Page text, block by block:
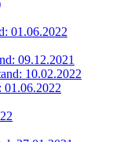
01.06.2022
09.12.2021
10.02.2022
01.06.2022